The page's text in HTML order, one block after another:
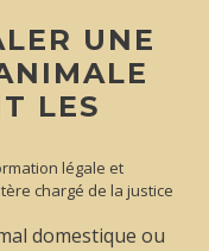
UNE
LES
légale et
chargé de la justice
domestique ou